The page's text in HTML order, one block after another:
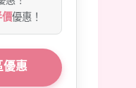
價優惠！
惠